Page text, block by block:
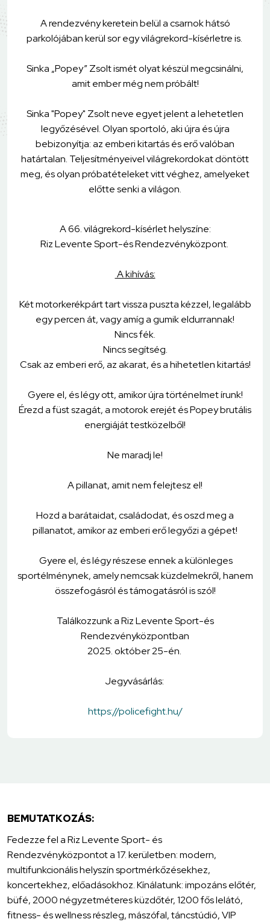
A rendezvény keretein belül a csarnok hátsó
parkolójában kerül sor egy világrekord-kísérletre is.
Sinka „Popey” Zsolt ismét olyat készül megcsinálni,
amit ember még nem próbált!
Sinka "Popey" Zsolt neve egyet jelent a lehetetlen
legyőzésével. Olyan sportoló, aki újra és újra
bebizonyítja: az emberi kitartás és erő valóban
határtalan. Teljesítményeivel világrekordokat döntött
meg, és olyan próbatételeket vitt véghez, amelyeket
előtte senki a világon.
A 66. világrekord-kísérlet helyszíne:
Riz Levente Sport-és Rendezvényközpont.
A kihívás:
Két motorkerékpárt tart vissza puszta kézzel, legalább
egy percen át, vagy amíg a gumik eldurrannak!
Nincs fék.
Nincs segítség.
Csak az emberi erő, az akarat, és a hihetetlen kitartás!
Gyere el, és légy ott, amikor újra történelmet írunk!
Érezd a füst szagát, a motorok erejét és Popey brutális
energiáját testközelből!
Ne maradj le!
A pillanat, amit nem felejtesz el!
Hozd a barátaidat, családodat, és oszd meg a
pillanatot, amikor az emberi erő legyőzi a gépet!
Gyere el, és légy részese ennek a különleges
sportélménynek, amely nemcsak küzdelmekről, hanem
összefogásról és támogatásról is szól!
Találkozzunk a Riz Levente Sport-és
Rendezvényközpontban
2025. október 25-én.
Jegyvásárlás:
https://policefight.hu/
BEMUTATKOZÁS:
Fedezze fel a Riz Levente Sport- és
Rendezvényközpontot a 17. kerületben: modern,
multifunkcionális helyszín sportmérkőzésekhez,
koncertekhez, előadásokhoz. Kínálatunk: impozáns előtér,
büfé, 2000 négyzetméteres küzdőtér, 1200 fős lelátó,
fitness- és wellness részleg, mászófal, táncstúdió, VIP